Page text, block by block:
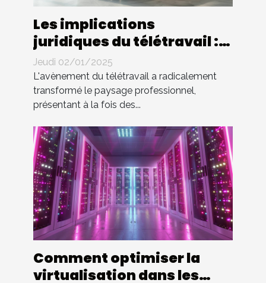
Les implications
juridiques du télétravail :
droits et devoirs des
employés
Jeudi 02/01/2025
L'avènement du télétravail a radicalement
transformé le paysage professionnel,
présentant à la fois des...
Comment optimiser la
virtualisation dans les